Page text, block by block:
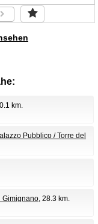
km.
Pubblico / Torre del
Gimignano, 28.3 km.